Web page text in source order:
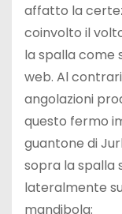
affatto la
coinvolto il
la spalla come
web. Al
angolazioni
questo fermo
guantone di
sopra la spalla
lateralmente
mandibola: